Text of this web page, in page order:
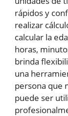
rápidos y
realizar
calcular la
horas,
brinda
una
persona que
puede ser